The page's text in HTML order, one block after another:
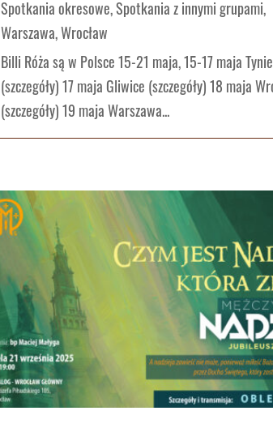
Spotkania okresowe,Spotkania z innymi grupami,
Warszawa,Wrocław
Billi Róża są w Polsce 15-21 maja, 15-17 maja
(szczegóły) 17 maja Gliwice (szczegóły) 18 maja
(szczegóły) 19 maja Warszawa...